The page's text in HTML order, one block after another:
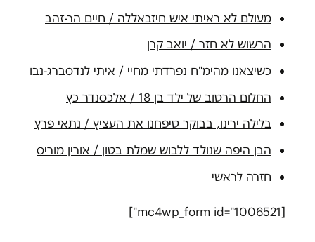
מעולם לא ראיתי איש חיזבאללה / חיים הר-זהב
הרשוש לא חזר / יואב קרן
כשיצאנו מהימ"ח נפרדתי מחיי / איתי לנדסברג-נבו
החלום הרטוב של ילד בן 18 / אלכסנדר כץ
בלילה ירינו, בבוקר טיפחנו את העציץ / נתאי פרץ
הבן היפה שנולד ללבוש שמלת בטון / אורין מוריס
חזרה לראשי
[mc4wp_form id="1006521"]